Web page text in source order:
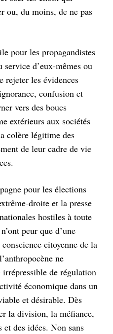
ou, du moins, de ne pas
pour les propagandistes
d’eux-mêmes ou
rejeter les évidences
confusion et
vers des boucs
extérieurs aux sociétés
colère légitime des
de leur cadre de vie
pour les élections
droite et la presse
hostiles à toute
peur que d’une
citoyenne de la
ne
irrépressible de régulation
économique dans un
et désirable. Dès
la division, la méfiance,
des idées. Non sans